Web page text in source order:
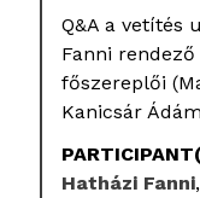
Q&A a vetítés
Fanni
főszereplői
Kanicsár
Hatházi Fanni